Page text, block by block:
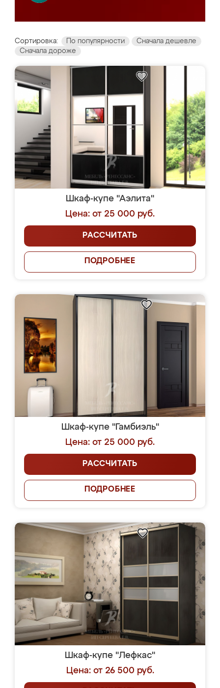
Сортировка: По популярности
Сначала дешевле
Сначала дороже
Шкаф-купе "Аэлита"
Цена: от 25 000 руб.
РАССЧИТАТЬ
ПОДРОБНЕЕ
Шкаф-купе "Гамбиэль"
Цена: от 25 000 руб.
РАССЧИТАТЬ
ПОДРОБНЕЕ
Шкаф-купе "Лефкас"
Цена: от 26 500 руб.